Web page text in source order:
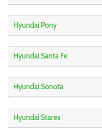
Hyundai Pony
Hyundai Santa Fe
Hyundai Sonota
Hyundai Starex